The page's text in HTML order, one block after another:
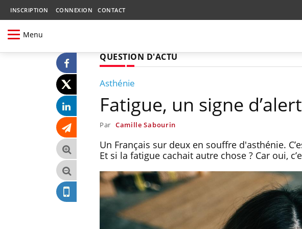
INSCRIPTION CONNEXION CONTACT
Menu
QUESTION D'ACTU
Asthénie
Fatigue, un signe
Par Camille Sabourin
Un Français sur deux en souffre d'asthénie.
Et si la fatigue cachait autre chose ? Car oui,